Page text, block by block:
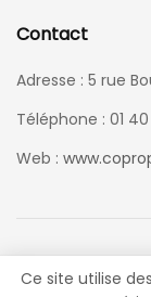
Contact
Adresse : 5 rue
Téléphone : 01
Web :
Ce site utilise